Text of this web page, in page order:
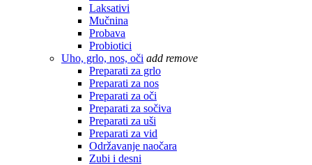
Laksativi
Mučnina
Probava
Probiotici
Uho, grlo, nos, oči add remove
Preparati za grlo
Preparati za nos
Preparati za oči
Preparati za sočiva
Preparati za uši
Preparati za vid
Održavanje naočara
Zubi i desni